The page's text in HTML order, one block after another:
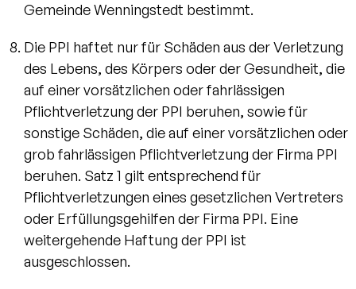
Gemeinde Wenningstedt bestimmt.
Die PPI haftet nur für Schäden aus der Verletzung
des Lebens, des Körpers oder der Gesundheit, die
auf einer vorsätzlichen oder fahrlässigen
Pflichtverletzung der PPI beruhen, sowie für
sonstige Schäden, die auf einer vorsätzlichen oder
grob fahrlässigen Pflichtverletzung der Firma PPI
beruhen. Satz 1 gilt entsprechend für
Pflichtverletzungen eines gesetzlichen Vertreters
oder Erfüllungsgehilfen der Firma PPI. Eine
weitergehende Haftung der PPI ist
ausgeschlossen.